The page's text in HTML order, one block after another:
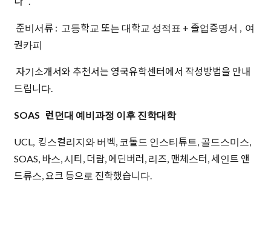
준비서류 : 고등학교 또는 대학교 성적표 + 졸업증명서 , 여
권카피
자기소개서와 추천서는 영국유학센터에서 작성방법을 안내
드립니다.
SOAS 런던대 예비과정 이후 진학대학
UCL, 킹스컬리지와 버벡, 코톨드 인스티튜트, 골드스미스,
SOAS, 바스, 시티, 더람, 에딘버러, 리즈, 맨체스터, 세인트 앤
드류스, 요크 등으로 진학했습니다.